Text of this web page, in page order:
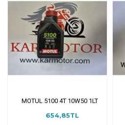
MOTUL 5100 4T 10W50 1LT
654,85TL